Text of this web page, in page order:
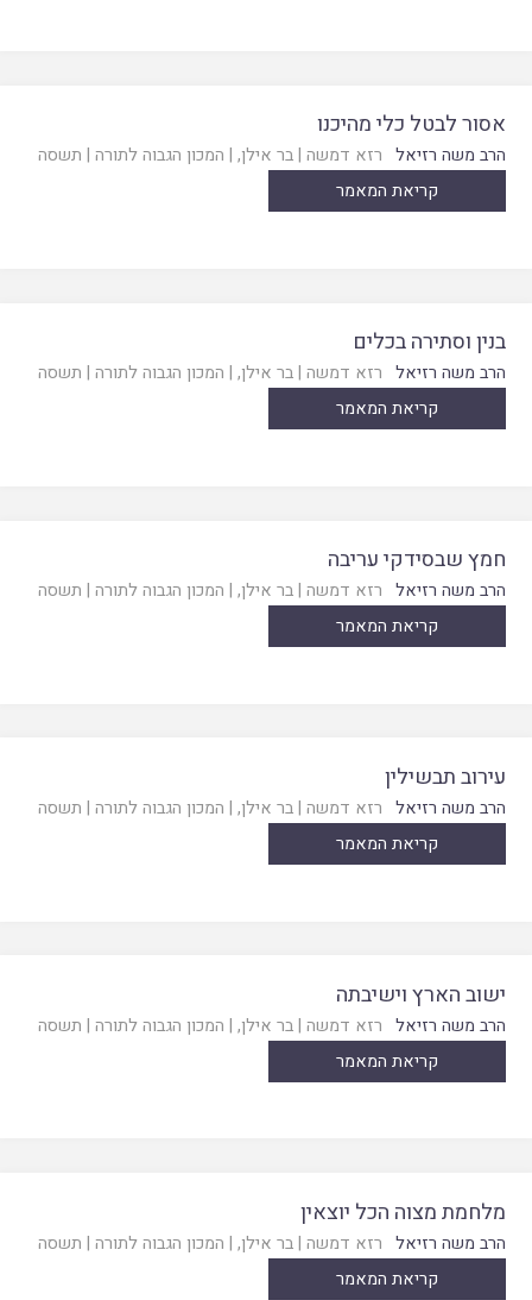
אסור לבטל כלי מהיכנו
הרב משה רזיאל רזא דמשה |בר אילן, | המכון הגבוה לתורה | תשסה
קריאת המאמר
בנין וסתירה בכלים
הרב משה רזיאל רזא דמשה |בר אילן, | המכון הגבוה לתורה | תשסה
קריאת המאמר
חמץ שבסידקי עריבה
הרב משה רזיאל רזא דמשה |בר אילן, | המכון הגבוה לתורה | תשסה
קריאת המאמר
עירוב תבשילין
הרב משה רזיאל רזא דמשה |בר אילן, | המכון הגבוה לתורה | תשסה
קריאת המאמר
ישוב הארץ וישיבתה
הרב משה רזיאל רזא דמשה |בר אילן, | המכון הגבוה לתורה | תשסה
קריאת המאמר
מלחמת מצוה הכל יוצאין
הרב משה רזיאל רזא דמשה |בר אילן, | המכון הגבוה לתורה | תשסה
קריאת המאמר